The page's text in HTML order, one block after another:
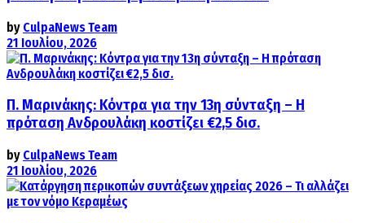
by CulpaNews Team
21 Ιουλίου, 2026
Π. Μαρινάκης: Κόντρα για την 13η σύνταξη – Η
πρόταση Ανδρουλάκη κοστίζει €2,5 δισ.
by CulpaNews Team
21 Ιουλίου, 2026